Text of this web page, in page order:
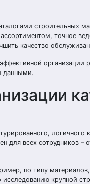
строительных
точное
качество
данными.
для всех сотрудников
по типу
крупной